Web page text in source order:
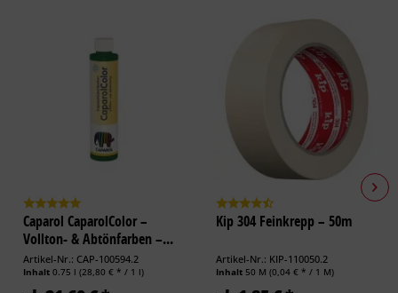
Caparol CaparolColor –
Vollton- & Abtönfarben –...
Artikel-Nr.: CAP-100594.2
Inhalt 0.75 l (28,80 € * / 1 l)
Kip 304 Feinkrepp – 50m
Artikel-Nr.: KIP-110050.2
Inhalt 50 M (0,04 € * / 1 M)